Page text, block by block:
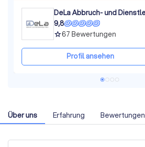
9,8
grade67 Bewertungen
Profil ansehen
Über uns Erfahrung Bewertungen